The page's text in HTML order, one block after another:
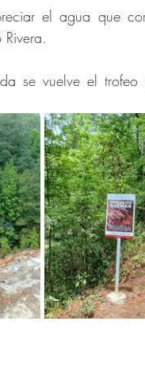
el agua que
Rivera.
se vuelve el